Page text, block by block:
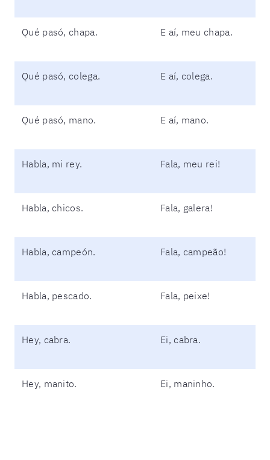
Qué pasó, chapa. E aí, meu chapa.
Qué pasó, colega. E aí, colega.
Qué pasó, mano. E aí, mano.
Habla, mi rey. Fala, meu rei!
Habla, chicos. Fala, galera!
Habla, campeón. Fala, campeão!
Habla, pescado. Fala, peixe!
Hey, cabra. Ei, cabra.
Hey, manito. Ei, maninho.